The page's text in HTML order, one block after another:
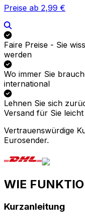
Eurosender.
WIE
Kurzanleitung
1
Angebot
Geben Sie Ihre
sofort die
2
Auswählen &